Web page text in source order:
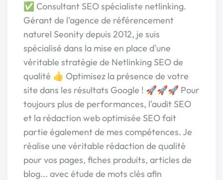
✅ Consultant SEO spécialiste netlinking.
Gérant de l'agence de référencement
naturel Seonity depuis 2012, je suis
spécialisé dans la mise en place d'une
véritable stratégie de Netlinking SEO de
qualité 👍 Optimisez la présence de votre
site dans les résultats Google ! 🚀🚀🚀 Pour
toujours plus de performances, l'audit SEO
et la rédaction web optimisée SEO fait
partie également de mes compétences. Je
réalise une véritable rédaction de qualité
pour vos pages, fiches produits, articles de
blog... avec étude de mots clés afin